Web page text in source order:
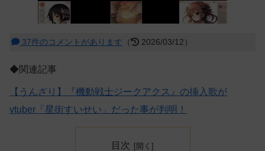
37件のコメントがあります （ 2026/03/12）
◆関連記事
【うんざり】『機動戦士ジークアクス』の挿入歌が
vtuber「星街すいせい」だった事が判明！
目次